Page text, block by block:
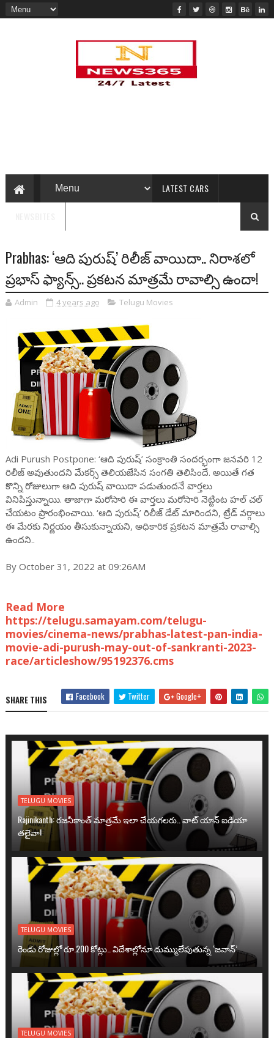
LATEST CARS
Prabhas: ‘ఆది పురుష్’ రిలీజ్ వాయిదా.. నిరాశలో
ప్రభాస్ ఫ్యాన్స్.. ప్రకటన మాత్రమే రావాల్సి ఉందా!
Admin 4 years ago Telugu Movies
Adi Purush Postpone: ‘ఆది పురుష్’ సంక్రాంతి సందర్భంగా జనవరి 12
రిలీజ్ అవుతుందని మేకర్స్ తెలియజేసిన సంగతి తెలిసిందే. అయితే గత
కొన్ని రోజులుగా ఆది పురుష్ వాయిదా పడుతుందనే వార్తలు
వినిపిస్తున్నాయి. తాజాగా మరోసారి ఈ వార్తలు మరోసారి నెట్టింట హల్ చల్
చేయటం ప్రారంభించాయి. ‘ఆది పురుష్’ రిలీజ్ డేట్ మారిందని, ట్రేడ్ వర్గాలు
ఈ మేరకు నిర్ణయం తీసుకున్నాయని, అధికారిక ప్రకటన మాత్రమే రావాల్సి
ఉందని..
By October 31, 2022 at 09:26AM
Read More
https://telugu.samayam.com/telugu-
movies/cinema-news/prabhas-latest-pan-india-
movie-adi-purush-may-out-of-sankranti-2023-
race/articleshow/95192376.cms
SHARE THIS Facebook Twitter Google+
TELUGU MOVIES
Rajinikanth: రజనీకాంత్ మాత్రమే ఇలా చేయగలరు.. వాట్ యాన్ ఐడియా
తలైవా!
TELUGU MOVIES
రెండు రోజుల్లో రూ.200 కోట్లు.. విదేశాల్లోనూ దుమ్ములేపుతున్న ‘జవాన్’
TELUGU MOVIES